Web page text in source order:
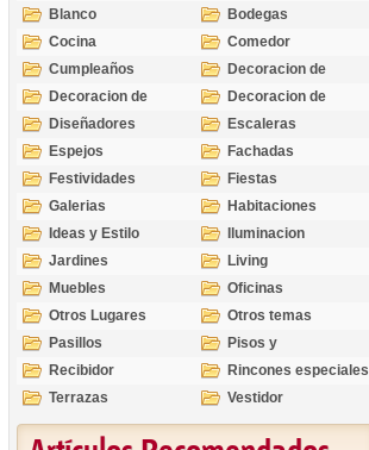
Blanco
Bodegas
Cocina
Comedor
Cumpleaños
Decoracion de
Exteriores
Decoracion de
Interiores
Decoracion de
Ocasiones
Diseñadores
Escaleras
Espejos
Fachadas
Festividades
Fiestas
Galerias
Habitaciones
Ideas y Estilo
Iluminacion
Jardines
Living
Muebles
Oficinas
Otros Lugares
Otros temas
Pasillos
Pisos y
revestimientos
Recibidor
Rincones especiales
Terrazas
Vestidor